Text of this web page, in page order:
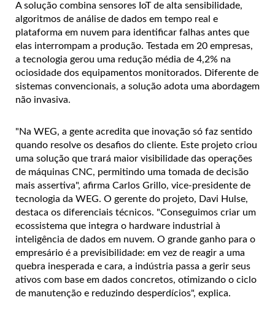
A solução combina sensores IoT de alta sensibilidade,
algoritmos de análise de dados em tempo real e
plataforma em nuvem para identificar falhas antes que
elas interrompam a produção. Testada em 20 empresas,
a tecnologia gerou uma redução média de 4,2% na
ociosidade dos equipamentos monitorados. Diferente de
sistemas convencionais, a solução adota uma abordagem
não invasiva.
"Na WEG, a gente acredita que inovação só faz sentido
quando resolve os desafios do cliente. Este projeto criou
uma solução que trará maior visibilidade das operações
de máquinas CNC, permitindo uma tomada de decisão
mais assertiva", afirma Carlos Grillo, vice-presidente de
tecnologia da WEG. O gerente do projeto, Davi Hulse,
destaca os diferenciais técnicos. "Conseguimos criar um
ecossistema que integra o hardware industrial à
inteligência de dados em nuvem. O grande ganho para o
empresário é a previsibilidade: em vez de reagir a uma
quebra inesperada e cara, a indústria passa a gerir seus
ativos com base em dados concretos, otimizando o ciclo
de manutenção e reduzindo desperdícios", explica.